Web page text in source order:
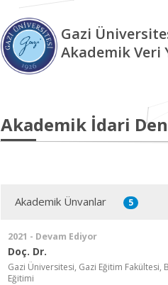
Gazi
Akademik Veri
Akademik İdari
Akademik Ünvanlar 5
2021 - Devam Ediyor
Doç. Dr.
Gazi Üniversitesi, Gazi Eğitim
Eğitimi